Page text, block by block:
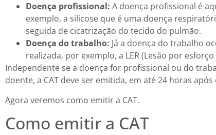
Doença profissional: A doença profissional é
exemplo, a silicose que é uma doença
seguida de cicatrização do tecido do pulmão.
Doença do trabalho: Já a doença do trabalho
realizada, por exemplo, a LER (Lesão por
Independente se a doença for profissional ou do
doente, a CAT deve ser emitida, em até 24 horas
Agora veremos como emitir a CAT.
Como emitir a CAT